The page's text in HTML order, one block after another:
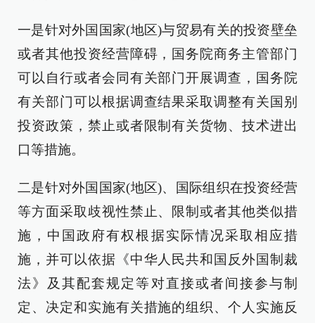
一是针对外国国家(地区)与贸易有关的投资壁垒
或者其他投资经营障碍，国务院商务主管部门
可以自行或者会同有关部门开展调查，国务院
有关部门可以根据调查结果采取调整有关国别
投资政策，禁止或者限制有关货物、技术进出
口等措施。
二是针对外国国家(地区)、国际组织在投资经营
等方面采取歧视性禁止、限制或者其他类似措
施，中国政府有权根据实际情况采取相应措
施，并可以依据《中华人民共和国反外国制裁
法》及其配套规定等对直接或者间接参与制
定、决定和实施有关措施的组织、个人实施反